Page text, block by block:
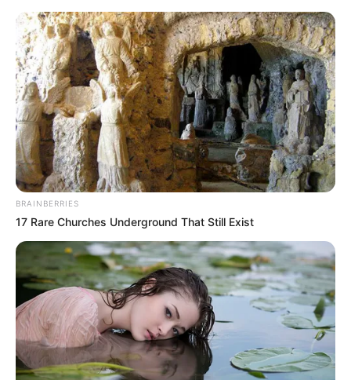
HOME
INSPIRASI
STYLE
FILM &
SERIES
NGAKAK
QUOTES
HYPE
MORE
BRAINBERRIES
17 Rare Churches Underground That Still Exist